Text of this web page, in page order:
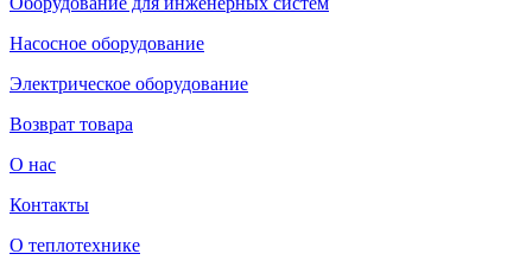
Насосное оборудование
Электрическое оборудование
Возврат товара
О нас
Контакты
О теплотехнике